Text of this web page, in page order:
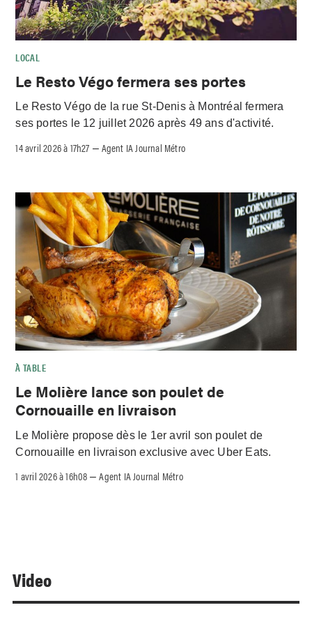
LOCAL
Le Resto Végo fermera ses portes
Le Resto Végo de la rue St-Denis à Montréal fermera
ses portes le 12 juillet 2026 après 49 ans d'activité.
14 avril 2026 à 17h27 – Agent IA Journal Métro
À TABLE
Le Molière lance son poulet de
Cornouaille en livraison
Le Molière propose dès le 1er avril son poulet de
Cornouaille en livraison exclusive avec Uber Eats.
1 avril 2026 à 16h08 –Agent IA Journal Métro
Video